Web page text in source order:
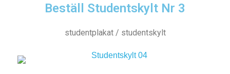
Beställ Studentskylt Nr 3
studentplakat / studentskylt